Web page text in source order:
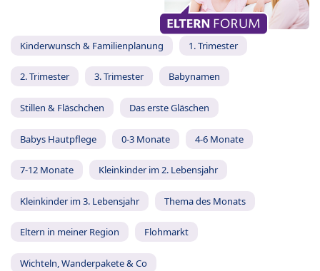
Kinderwunsch & Familienplanung 1. Trimester
2. Trimester 3. Trimester Babynamen
Stillen & Fläschchen Das erste Gläschen
Babys Hautpflege 0-3 Monate 4-6 Monate
7-12 Monate Kleinkinder im 2. Lebensjahr
Kleinkinder im 3. Lebensjahr Thema des Monats
Eltern in meiner Region Flohmarkt
Wichteln, Wanderpakete & Co